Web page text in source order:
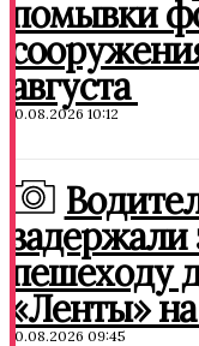
помывки
августа
10.08.2026 10:12
пешеходу
«Ленты»
10.08.2026 09:45